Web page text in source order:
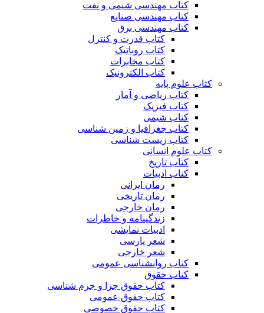
کتاب مهندسی شیمی و نفت
کتاب مهندسی صنایع
کتاب مهندسی برق
کتاب قدرت و کنترل
کتاب روباتیک
کتاب مخابرات
کتاب الکترونیک
کتاب علوم پایه
کتاب ریاضی و آمار
کتاب فیزیک
کتاب شیمی
کتاب جغرافیا و زمین شناسی
کتاب زیست شناسی
کتاب علوم انسانی
کتاب تاریخ
کتاب ادبیات
رمان ایرانی
رمان تاریخی
رمان خارجی
زندگینامه و خاطرات
ادبیات نمایشی
شعر پارسی
شعر خارجی
کتاب روانشناسی عمومی
کتاب حقوق
کتاب حقوق جزا و جرم شناسی
کتاب حقوق عمومی
کتاب حقوق خصوصی